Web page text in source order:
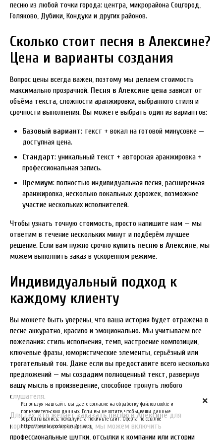
песню из любой точки города: центра, микрорайона Соцгород,
Голяково, Дубики, Кондуки и других районов.
Сколько стоит песня в Алексине?
Цена и варианты создания
Вопрос цены всегда важен, поэтому мы делаем стоимость
максимально прозрачной. Песня в Алексине цена зависит от
объёма текста, сложности аранжировки, выбранного стиля и
срочности выполнения. Вы можете выбрать один из вариантов:
Базовый вариант: текст + вокал на готовой минусовке —
доступная цена.
Стандарт: уникальный текст + авторская аранжировка +
профессиональная запись.
Премиум: полностью индивидуальная песня, расширенная
аранжировка, несколько вокальных дорожек, возможное
участие нескольких исполнителей.
Чтобы узнать точную стоимость, просто напишите нам — мы
ответим в течение нескольких минут и подберём лучшее
решение. Если вам нужно срочно купить песню в Алексине, мы
можем выполнить заказ в ускоренном режиме.
Индивидуальный подход к
каждому клиенту
Вы можете быть уверены, что ваша история будет отражена в
песне аккуратно, красиво и эмоционально. Мы учитываем все
пожелания: стиль исполнения, темп, настроение композиции,
ключевые фразы, юмористические элементы, серьёзный или
трогательный тон. Даже если вы предоставите всего несколько
предложений — мы создадим полноценный текст, развернув
вашу мысль в произведение, способное тронуть любого
слушателя.
Для тех, кто желаетзаказать песню в Алексинедля
корпоративного праздника, мы можем включить
профессиональные шутки, отсылки к компании или истории
Используя наш сайт, вы даете согласие на обработку файлов cookie и
пользовательских данных. Если вы не хотите, чтобы ваши данные
обрабатывались, пожалуйста покиньте сайт. Оферта по ссылке
https://pesniavpodarok.ru/privacy